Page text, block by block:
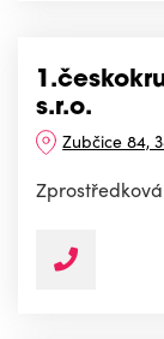
s.r.o.
Zubčice 84,